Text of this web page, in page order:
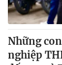
Những
nghiệp